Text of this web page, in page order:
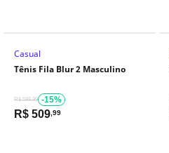
Casual
Tênis Fila Blur 2 Masculino
R$ 599,99 -15%
R$ 509 ,99